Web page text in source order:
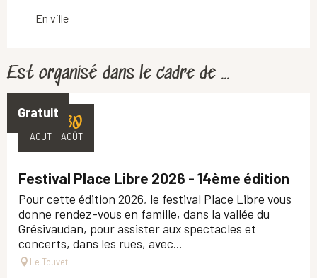
En ville
Est organisé dans le cadre de ...
Gratuit
27
AOÛT
30
AOÛT
Festival Place Libre 2026 - 14ème édition
Pour cette édition 2026, le festival Place Libre vous
donne rendez-vous en famille, dans la vallée du
Grésivaudan, pour assister aux spectacles et
concerts, dans les rues, avec...
Le Touvet